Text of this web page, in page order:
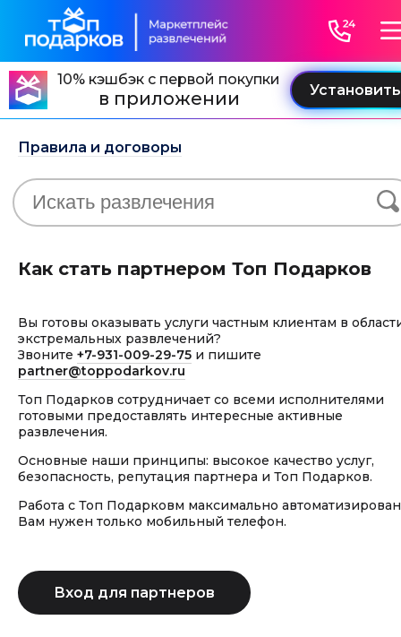
10% кэшбэк с первой покупки
в приложении
Правила и договоры
Как стать партнером Топ Подарков
Вы готовы оказывать услуги частным клиентам в
экстремальных развлечений?
Звоните +7-931-009-29-75 и пишите
partner@toppodarkov.ru
Топ Подарков сотрудничает со всеми исполнителями
готовыми предоставлять интересные активные
развлечения.
Основные наши принципы: высокое качество услуг,
безопасность, репутация партнера и Топ Подарков.
Работа с Топ Подарковм максимально
Вам нужен только мобильный телефон.